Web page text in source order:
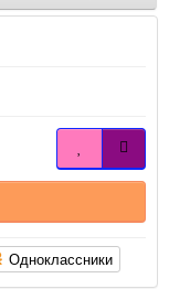
Одноклассники